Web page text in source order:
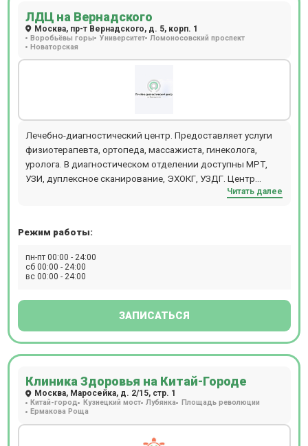
ЛДЦ на Вернадского
Москва, пр-т Вернадского, д. 5, корп. 1
Воробьёвы горы Университет Ломоносовский проспект
Новаторская
Лечебно-диагностический центр. Предоставляет услуги
физиотерапевта, ортопеда, массажиста, гинеколога,
уролога. В диагностическом отделении доступны МРТ,
УЗИ, дуплексное сканирование, ЭХОКГ, УЗДГ. Центр
находится в 10 минутах от станции м. Университет.Читать далее
Режим работы:
пн-пт 00:00 - 24:00
сб 00:00 - 24:00
вс 00:00 - 24:00
ЗАПИСАТЬСЯ
Клиника Здоровья на Китай-Городе
Москва, Маросейка, д. 2/15, стр. 1
Китай-город Кузнецкий мост Лубянка
Площадь революции
Ермакова Роща